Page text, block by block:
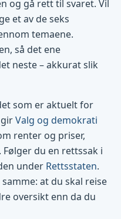
og gå rett til svaret. Vil
et av de seks
temaene.
så det ene
neste – akkurat slik
som er aktuelt for
girValg og demokrati
renter og priser,
. Følger du en rettssak i
under Rettsstaten.
at du skal reise
oversikt enn da du